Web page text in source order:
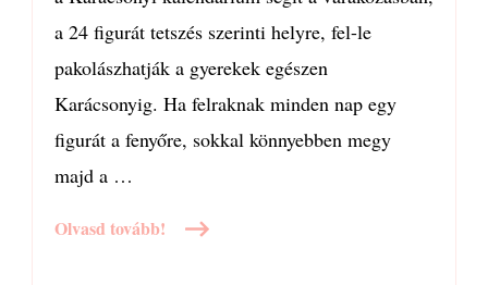
a 24 figurát tetszés szerinti helyre, fel-le
pakolászhatják a gyerekek egészen
Karácsonyig. Ha felraknak minden nap egy
figurát a fenyőre, sokkal könnyebben megy
majd a …
Olvasd tovább!